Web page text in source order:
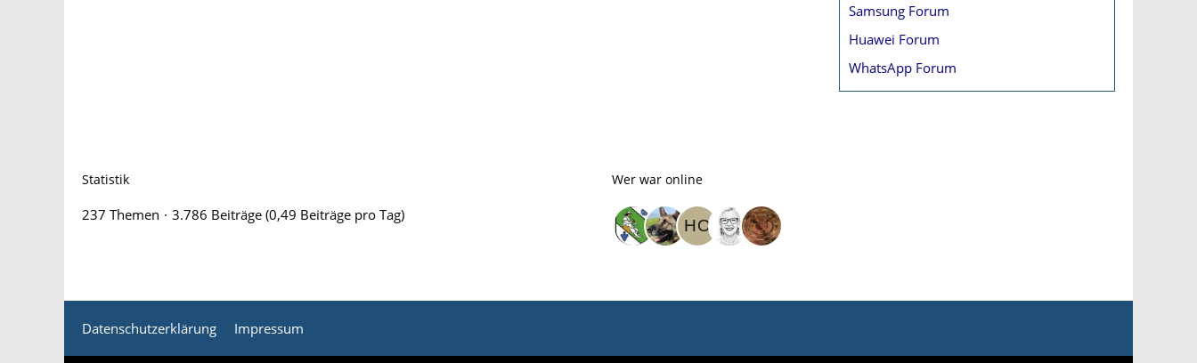
Samsung Forum
Huawei Forum
WhatsApp Forum
Statistik
237 Themen 3.786 Beiträge (0,49 Beiträge pro Tag)
Wer war online
Datenschutzerklärung Impressum